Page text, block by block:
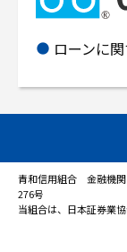
ローンに
青和信用組合 金融機
276号
当組合は、日本証券業